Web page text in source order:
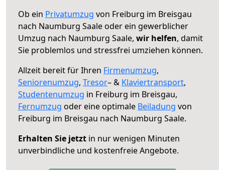
Ob ein Privatumzug von Freiburg im Breisgau
nach Naumburg Saale oder ein gewerblicher
Umzug nach Naumburg Saale, wir helfen, damit
Sie problemlos und stressfrei umziehen können.
Allzeit bereit für Ihren Firmenumzug,
Seniorenumzug, Tresor– & Klaviertransport,
Studentenumzug in Freiburg im Breisgau,
Fernumzug oder eine optimale Beiladung von
Freiburg im Breisgau nach Naumburg Saale.
Erhalten Sie jetzt in nur wenigen Minuten
unverbindliche und kostenfreie Angebote.